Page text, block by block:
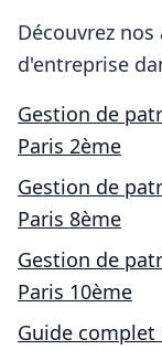
Découvrez
d'entreprise
Gestion de
Paris 2ème
Gestion de
Paris 8ème
Gestion de
Paris 10ème
Guide